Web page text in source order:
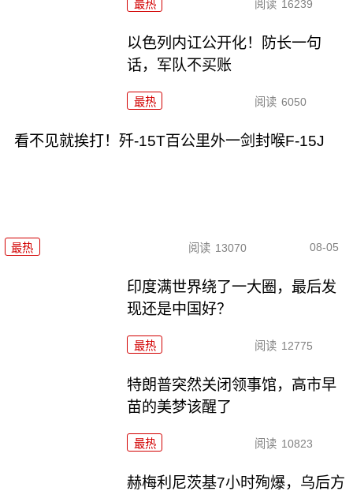
最热 阅读 16239
以色列内讧公开化！防长一句
话，军队不买账
最热 阅读 6050
看不见就挨打！歼-15T百公里外一剑封喉F-15J
最热 阅读 13070 08-05
印度满世界绕了一大圈，最后发
现还是中国好？
最热 阅读 12775
特朗普突然关闭领事馆，高市早
苗的美梦该醒了
最热 阅读 10823
赫梅利尼茨基7小时殉爆，乌后方